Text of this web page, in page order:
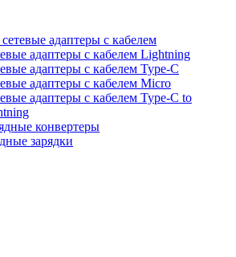
адаптеры с кабелем
адаптеры с кабелем Lightning
адаптеры с кабелем Type-C
адаптеры с кабелем Micro
адаптеры с кабелем Type-C to
конвертеры
зарядки